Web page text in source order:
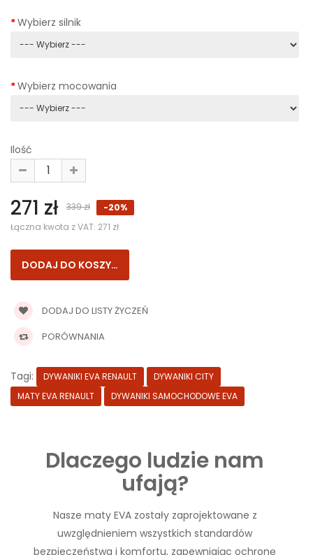
Wybierz silnik
Wybierz mocowania
Ilość
271 zł 339 zł
-20%
Łączna kwota z VAT: 271 zł
DODAJ DO LISTY ŻYCZEŃ
PORÓWNANIA
Tagi: DYWANIKI EVA RENAULT
DYWANIKI CITY
MATY EVA RENAULT
DYWANIKI SAMOCHODOWE EVA
Dlaczego ludzie nam
ufają?
Nasze maty EVA zostały zaprojektowane z
uwzględnieniem wszystkich standardów
bezpieczeństwa i komfortu, zapewniając ochronę